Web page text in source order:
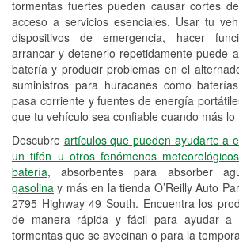
tormentas fuertes pueden causar cortes
acceso a servicios esenciales. Usar tu
dispositivos de emergencia, hacer
arrancar y detenerlo repetidamente puede
batería y producir problemas en el
suministros para huracanes como
pasa corriente y fuentes de energía
que tu vehículo sea confiable cuando más lo
Descubre artículos que pueden ayudarte a
un tifón u otros fenómenos meteorológicos
batería, absorbentes para absorber
gasolina y más en la tienda O’Reilly Auto
2795 Highway 49 South. Encuentra los
de manera rápida y fácil para ayudar a
tormentas que se avecinan o para la
Mangueras hidráulicas a la
Hurricane Supplies
Conoce más